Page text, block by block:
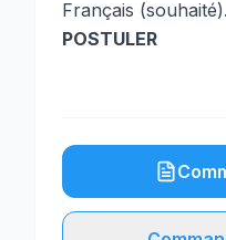
Français (souhaité).
POSTULER